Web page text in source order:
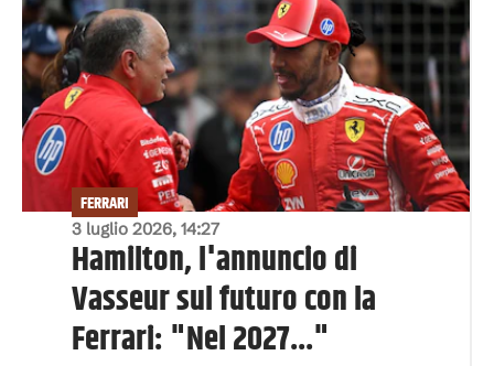
3 luglio 2026, 14:27
FERRARI
Hamilton, l'annuncio di
Vasseur sul futuro con la
Ferrari: "Nel 2027..."